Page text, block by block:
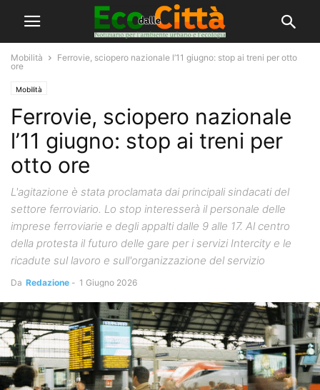
Mobilità
Ferrovie, sciopero nazionale l’11 giugno: stop ai treni per otto
ore
Mobilità
Ferrovie, sciopero nazionale
l’11 giugno: stop ai treni per
otto ore
L'agitazione è stata proclamata dai principali sindacati del
settore ferroviario. Lo stop interesserà il personale delle
imprese ferroviarie e degli appalti dalle 9 alle 17. Al centro
della protesta il futuro delle gare per i servizi Intercity e le
ricadute sul lavoro e sull'organizzazione del servizio
Da Redazione - 1 Giugno 2026